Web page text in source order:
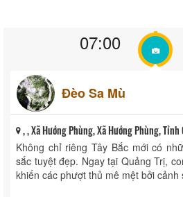
07:00
Đèo Sa Mù
, , Xã Hướng Phùng, Xã Hướng Phùng, Tỉnh
Không chỉ riêng Tây Bắc mới có
sắc tuyệt đẹp. Ngay tại Quảng Trị,
khiến các phượt thủ mê mệt bởi cảnh